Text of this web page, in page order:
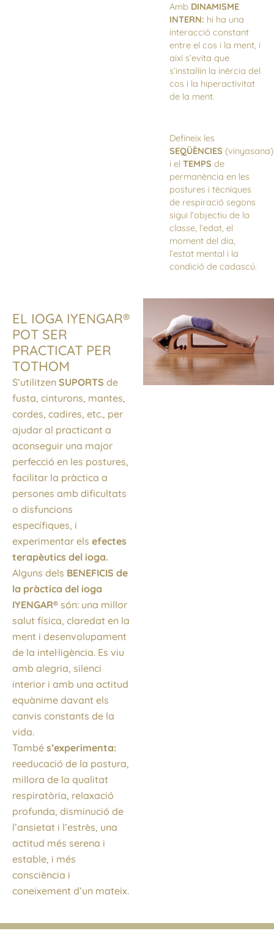
Amb DINAMISME
INTERN: hi ha una
interacció constant
entre el cos i la ment, i
així s’evita que
s’instal·lin la inèrcia del
cos i la hiperactivitat
de la ment.
Defineix les
SEQÜÈNCIES(vinyasana)
i elTEMPS de
permanència en les
postures i tècniques
de respiració segons
sigui l’objectiu de la
classe, l’edat, el
moment del dia,
l’estat mental i la
condició de cadascú.
EL IOGA IYENGAR®
POT SER
PRACTICAT PER
TOTHOM
S’utilitzen SUPORTS de
fusta, cinturons, mantes,
cordes, cadires, etc., per
ajudar al practicant a
aconseguir una major
perfecció en les postures,
facilitar la pràctica a
persones amb dificultats
o disfuncions
específiques, i
experimentar els efectes
terapèutics del ioga.
Alguns dels BENEFICIS de
la pràctica del ioga
IYENGAR® són: una millor
salut física, claredat en la
ment i desenvolupament
de la intel·ligència. Es viu
amb alegria, silenci
interior i amb una actitud
equànime davant els
canvis constants de la
vida.
També s’experimenta:
reeducació de la postura,
millora de la qualitat
respiratòria, relaxació
profunda, disminució de
l’ansietat i l’estrès, una
actitud més serena i
estable, i més
consciència i
coneixement d’un mateix.